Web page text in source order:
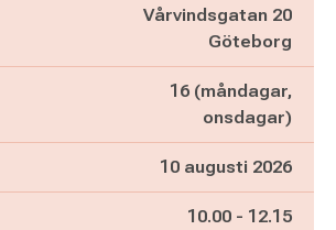
Vårvindsgatan 20
Göteborg
16 (måndagar,
onsdagar)
10 augusti 2026
Pågår mellan
10.00 - och
12.15